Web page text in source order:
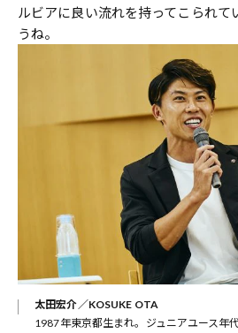
ルビアに良い流れを持ってこられて
うね。
太田宏介／KOSUKE OTA
1987年東京都生まれ。ジュニアユース年